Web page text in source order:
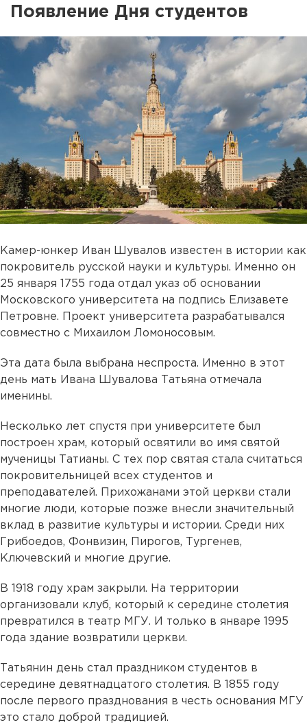
Появление Дня студентов
Камер-юнкер Иван Шувалов известен в истории как
покровитель русской науки и культуры. Именно он
25 января 1755 года отдал указ об основании
Московского университета на подпись Елизавете
Петровне. Проект университета разрабатывался
совместно с Михаилом Ломоносовым.
Эта дата была выбрана неспроста. Именно в этот
день мать Ивана Шувалова Татьяна отмечала
именины.
Несколько лет спустя при университете был
построен храм, который освятили во имя святой
мученицы Татианы. С тех пор святая стала считаться
покровительницей всех студентов и
преподавателей. Прихожанами этой церкви стали
многие люди, которые позже внесли значительный
вклад в развитие культуры и истории. Среди них
Грибоедов, Фонвизин, Пирогов, Тургенев,
Ключевский и многие другие.
В 1918 году храм закрыли. На территории
организовали клуб, который к середине столетия
превратился в театр МГУ. И только в январе 1995
года здание возвратили церкви.
Татьянин день стал праздником студентов в
середине девятнадцатого столетия. В 1855 году
после первого празднования в честь основания МГУ
это стало доброй традицией.